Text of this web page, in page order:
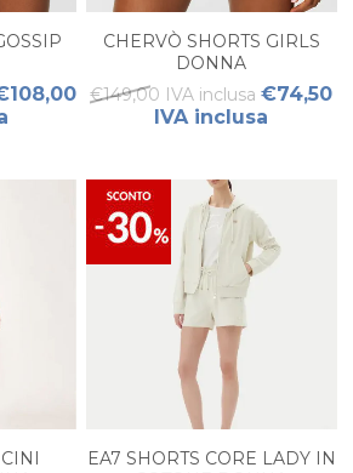
CHERVÒ SHORTS GIRLS
DONNA
€149,00 IVA inclusa €74,50
IVA inclusa
EA7 SHORTS CORE LADY IN